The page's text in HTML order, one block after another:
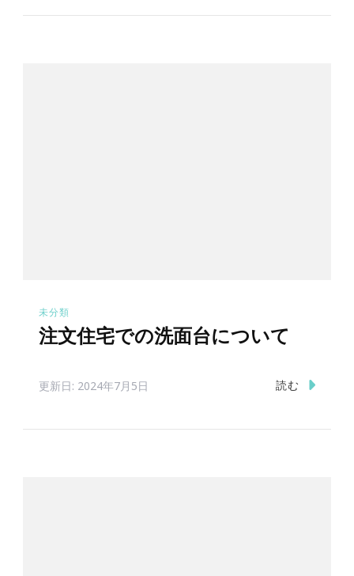
未分類
注文住宅での洗面台について
更新日: 2024年7月5日 読む